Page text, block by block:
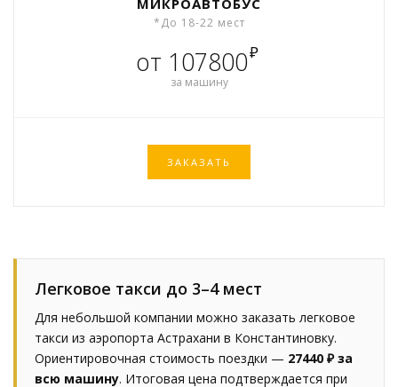
*До 18-22 мест
от 107800₽
за машину
ЗАКАЗАТЬ
Легковое такси до 3–4 мест
Для небольшой компании можно заказать легковое
такси из аэропорта Астрахани в Константиновку.
Ориентировочная стоимость поездки — 27440 ₽ за
всю машину. Итоговая цена подтверждается при